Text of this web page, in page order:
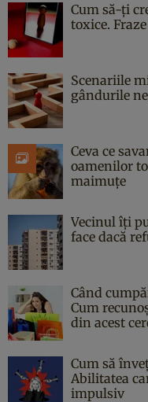
Cum să-ți
toxice.
Scenariile
gândurile
Ceva ce
oamenilor
maimuțe
Vecinul îți
face dacă
Când
Cum
din acest
Cum să
Abilitatea
impulsiv